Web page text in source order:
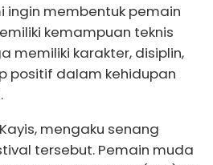
ingin membentuk pemain
kemampuan teknis
memiliki karakter, disiplin,
positif dalam kehidupan
mengaku senang
tersebut. Pemain muda